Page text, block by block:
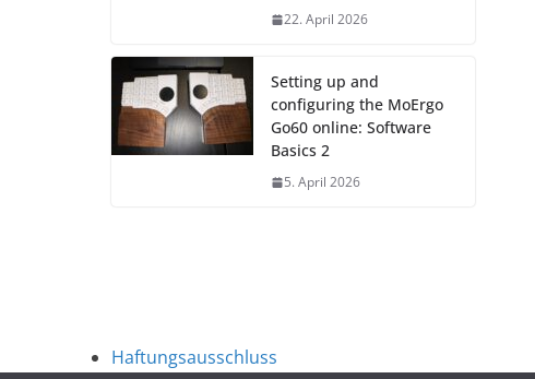
22. April 2026
Setting up and
configuring the MoErgo
Go60 online: Software
Basics 2
5. April 2026
Haftungsausschluss